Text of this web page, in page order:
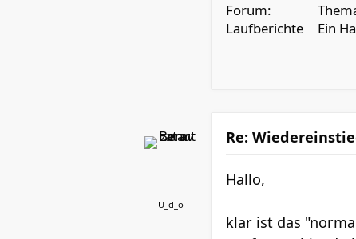
Forum:
Laufberichte
Ein
U_d_o
Re:
Hallo,
klar ist das